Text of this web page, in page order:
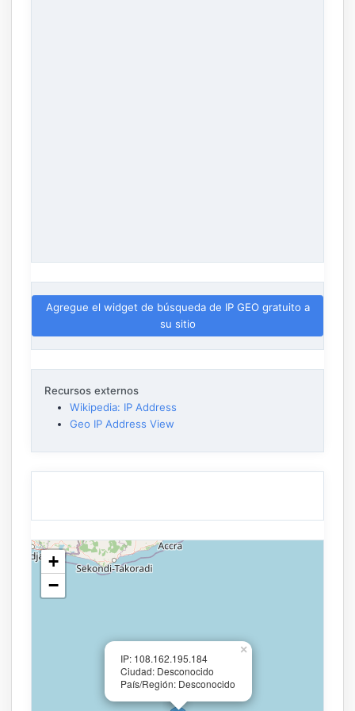
Agregue el widget de búsqueda de IP GEO gratuito a
su sitio
Recursos externos
Wikipedia: IP Address
Geo IP Address View
IP: 108.162.195.184
Ciudad: Desconocido
País/Región: Desconocido
×
+
−